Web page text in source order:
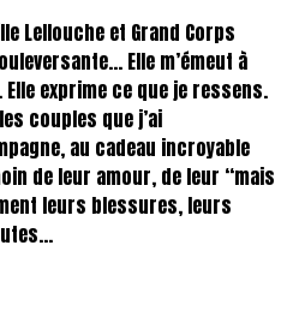
Lellouche et Grand Corps
Elle m’émeut à
exprime ce que je ressens.
couples que j’ai
au cadeau incroyable
de leur amour, de leur “mais
leurs blessures, leurs